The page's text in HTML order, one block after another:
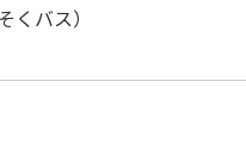
バス）